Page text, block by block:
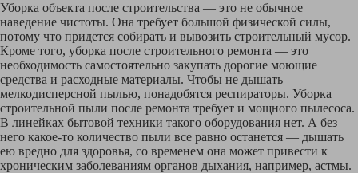
Уборка объекта после строительства — это не обычное
наведение чистоты. Она требует большой физической силы,
потому что придется собирать и вывозить строительный мусор.
Кроме того, уборка после строительного ремонта — это
необходимость самостоятельно закупать дорогие моющие
средства и расходные материалы. Чтобы не дышать
мелкодисперсной пылью, понадобятся респираторы. Уборка
строительной пыли после ремонта требует и мощного пылесоса.
В линейках бытовой техники такого оборудования нет. А без
него какое-то количество пыли все равно останется — дышать
ею вредно для здоровья, со временем она может привести к
хроническим заболеваниям органов дыхания, например, астмы.